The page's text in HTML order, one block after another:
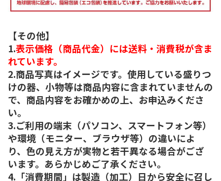
【その他】
1.表示価格（商品代金）には送料・消費税が含ま
れています。
2.商品写真はイメージです。使用している盛りつ
けの器、小物等は商品内容に含まれていませんの
で、商品内容をお確かめの上、お申込みくださ
い。
3.ご利用の端末（パソコン、スマートフォン等）
や環境（モニター、ブラウザ等）の違いによ
り、色の見え方が実物と若干異なる場合がござ
います。あらかじめご了承ください。
4.「消費期間」は製造（加工）日から安全に召し